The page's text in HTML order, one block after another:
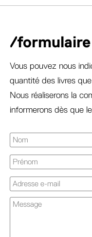
/
Vous pouvez nous
quantité des livres
Nous réaliserons la
informerons dès que